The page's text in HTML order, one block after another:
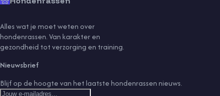
Alles wat je moet weten over
hondenrassen. Van karakter en
gezondheid tot verzorging en training.
Nieuwsbrief
Blijf op de hoogte van het laatste hondenrassen nieuws.